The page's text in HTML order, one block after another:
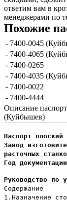
ответим вам в
менеджерами по
Похожие
- 7400-0045
- 7400-4065
- 7400-0265
- 7400-4035
- 7400-0022
- 7400-4444
Описание
(Куйбышев)
Паспорт плоский
Завод
расточных
Год
Руководство по
Содержание
1.Назначение